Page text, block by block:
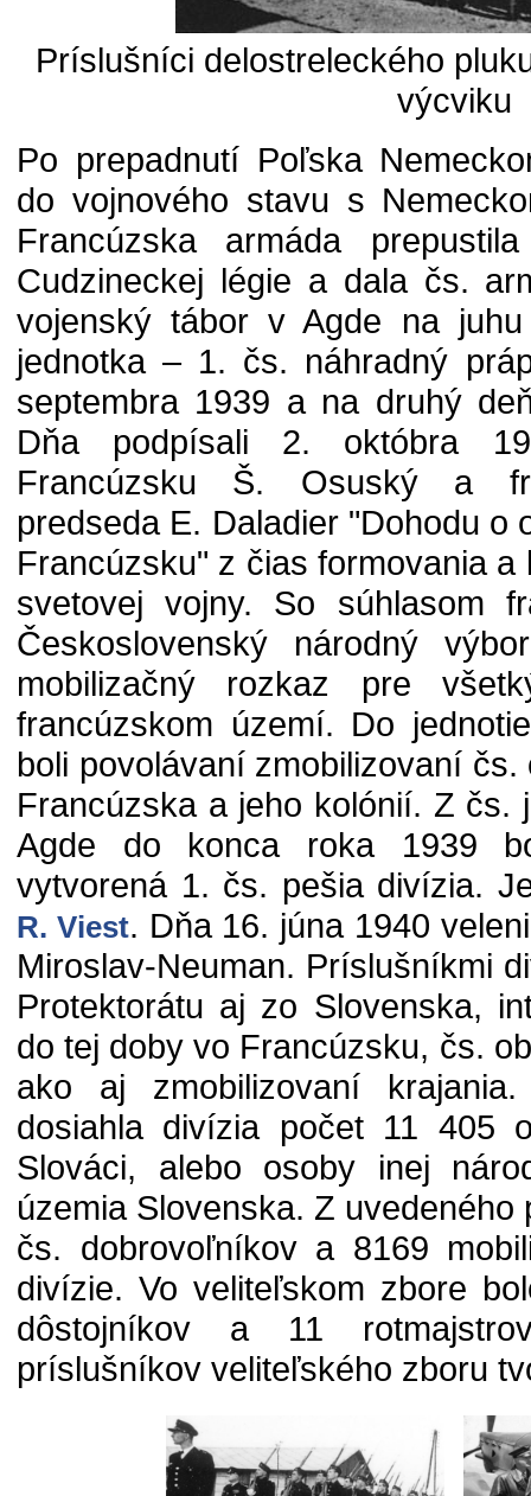
Príslušníci delostreleckého
výcviku
Po prepadnutí Poľska
do vojnového stavu s
Francúzska armáda
Cudzineckej légie a dala čs.
vojenský tábor v Agde na
jednotka – 1. čs. náhradný
septembra 1939 a na druhý
Dňa podpísali 2. októbra
Francúzsku Š. Osuský a
predseda E. Daladier "Dohodu o
Francúzsku" z čias formovania
svetovej vojny. So súhlasom
Československý národný
mobilizačný rozkaz pre
francúzskom území. Do
boli povolávaní zmobilizovaní
Francúzska a jeho kolónií. Z čs.
Agde do konca roka 1939
vytvorená 1. čs. pešia divízia.
R. Viest. Dňa 16. júna 1940
Miroslav-Neuman. Príslušníkmi
Protektorátu aj zo Slovenska,
do tej doby vo Francúzsku, čs.
ako aj zmobilizovaní
dosiahla divízia počet 11 405
Slováci, alebo osoby inej
územia Slovenska. Z uvedeného
čs. dobrovoľníkov a 8169
divízie. Vo veliteľskom zbore
dôstojníkov a 11
príslušníkov veliteľského zboru